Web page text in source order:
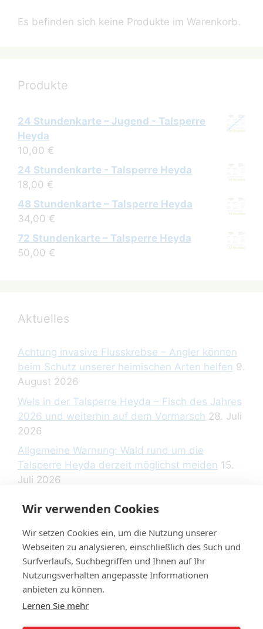
Es befinden sich keine Produkte im Warenkorb.
Produkte
24 Stundenkarte – Jugend - Talsperre
Heyda
10,00 €
24 Stundenkarte - Talsperre Heyda
18,00 €
48 Stundenkarte – Talsperre Heyda
34,00 €
72 Stundenkarte – Talsperre Heyda
50,00 €
Aktuelles
Achtung invasive Flusskrebse – Angler können
beim Schutz unserer heimischen Arten helfen 9.
August 2026
Wels in der Talsperre Heyda – Fisch des Jahres
2026 und weiterhin auf dem Vormarsch 28. Juli
2026
Allgemeine Warnung: Wald rund um die
Talsperre Heyda derzeit möglichst meiden 15.
Juli 2026
Rechtliche Hinweise
Datenschutzerklärung
Impressum
Wir verwenden Cookies
Wir setzen Cookies ein, um die Nutzung unserer
Webseiten zu analysieren, einschließlich des Such und
Surfverlaufs, Suchbegriffen und Ihnen auf Ihr
Nutzungsverhalten angepasste Informationen
anbieten zu können.
Lernen Sie mehr